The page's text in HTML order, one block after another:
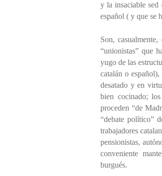
y la insaciable sed
español ( y que se
Son,
“unionistas” que
yugo de las
catalán o
desatado y en
bien cocinado;
proceden “de
“debate político”
trabajadores
pensionistas,
conveniente
burgués.